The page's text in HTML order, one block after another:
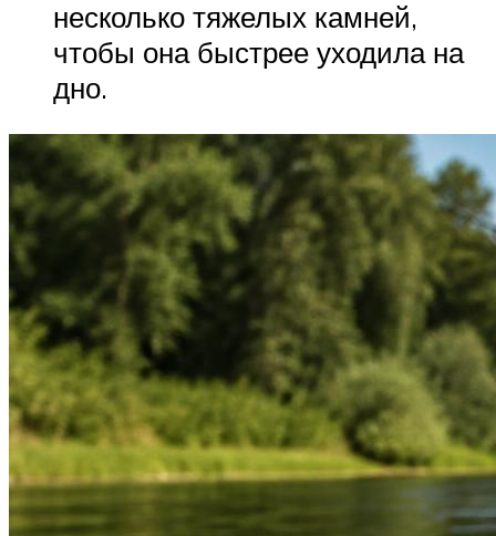
несколько тяжелых камней,
чтобы она быстрее уходила на
дно.